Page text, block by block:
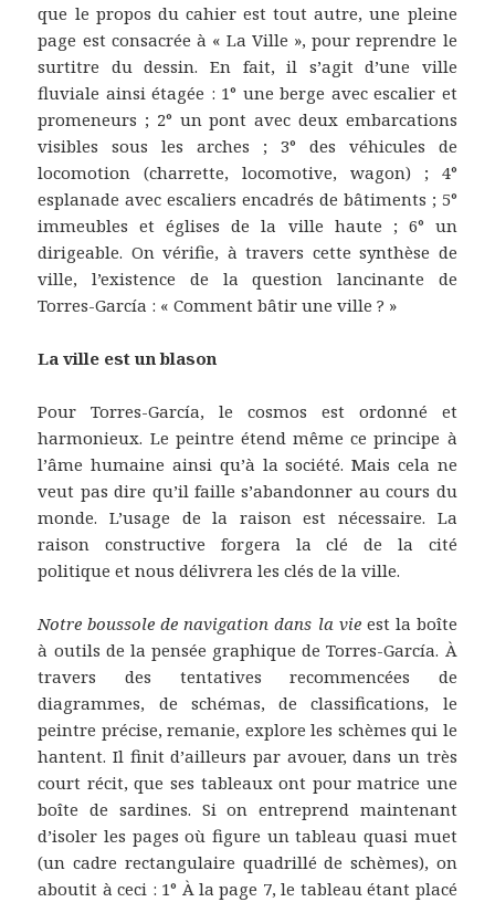
que le propos du cahier est tout autre, une pleine
page est consacrée à « La Ville », pour reprendre le
surtitre du dessin. En fait, il s’agit d’une ville
fluviale ainsi étagée : 1° une berge avec escalier et
promeneurs ; 2° un pont avec deux embarcations
visibles sous les arches ; 3° des véhicules de
locomotion (charrette, locomotive, wagon) ; 4°
esplanade avec escaliers encadrés de bâtiments ; 5°
immeubles et églises de la ville haute ; 6° un
dirigeable. On vérifie, à travers cette synthèse de
ville, l’existence de la question lancinante de
Torres-García : « Comment bâtir une ville ? »
La ville est un blason
Pour Torres-García, le cosmos est ordonné et
harmonieux. Le peintre étend même ce principe à
l’âme humaine ainsi qu’à la société. Mais cela ne
veut pas dire qu’il faille s’abandonner au cours du
monde. L’usage de la raison est nécessaire. La
raison constructive forgera la clé de la cité
politique et nous délivrera les clés de la ville.
Notre boussole de navigation dans la vieest la boîte
à outils de la pensée graphique de Torres-García. À
travers des tentatives recommencées de
diagrammes, de schémas, de classifications, le
peintre précise, remanie, explore les schèmes qui le
hantent. Il finit d’ailleurs par avouer, dans un très
court récit, que ses tableaux ont pour matrice une
boîte de sardines. Si on entreprend maintenant
d’isoler les pages où figure un tableau quasi muet
(un cadre rectangulaire quadrillé de schèmes), on
aboutit à ceci : 1° À la page 7, le tableau étant placé